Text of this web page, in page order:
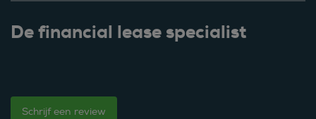
De financial lease specialist
Schrijf een review